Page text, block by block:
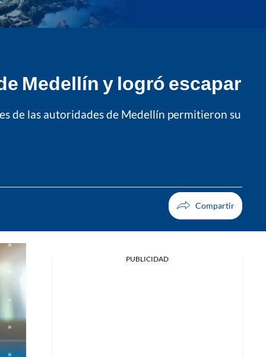
Medellín y logró escapar
de las autoridades de Medellín permitieron su
PUBLICIDAD